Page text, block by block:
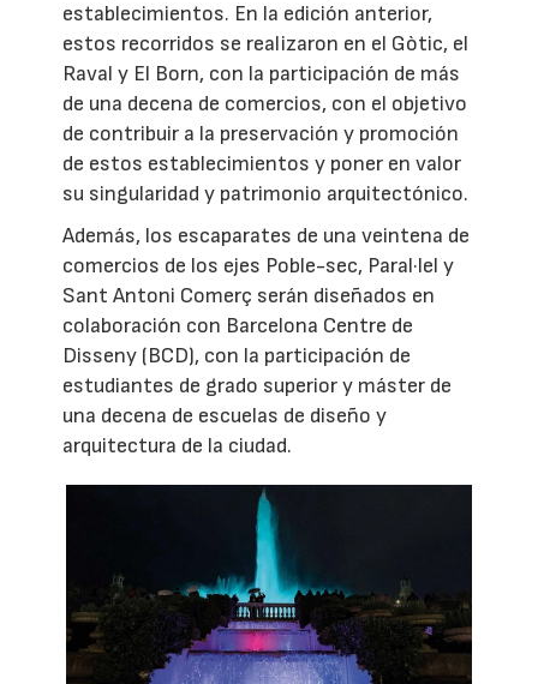
establecimientos. En la edición anterior,
estos recorridos se realizaron en el Gòtic, el
Raval y El Born, con la participación de más
de una decena de comercios, con el objetivo
de contribuir a la preservación y promoción
de estos establecimientos y poner en valor
su singularidad y patrimonio arquitectónico.
Además, los escaparates de una veintena de
comercios de los ejes Poble-sec, Paral·lel y
Sant Antoni Comerç serán diseñados en
colaboración con Barcelona Centre de
Disseny (BCD), con la participación de
estudiantes de grado superior y máster de
una decena de escuelas de diseño y
arquitectura de la ciudad.